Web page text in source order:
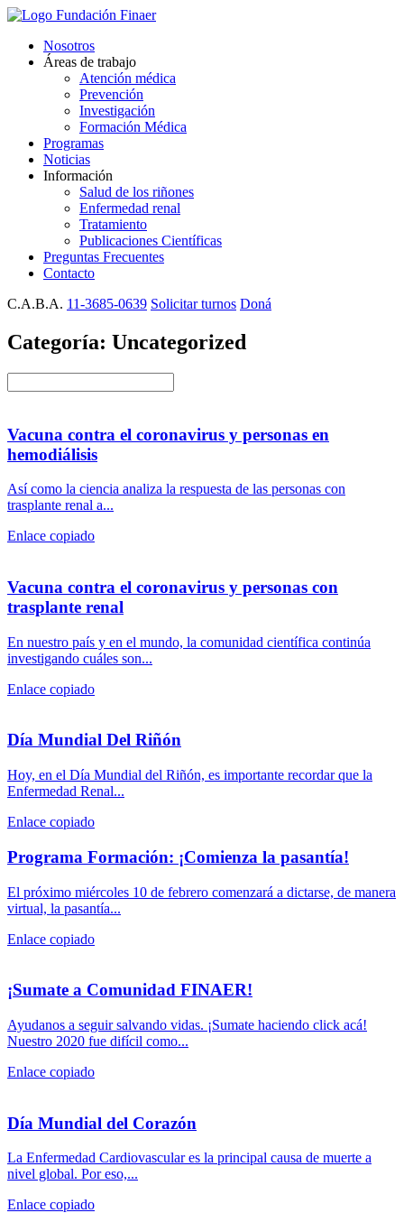
Nosotros
Áreas de trabajo
Atención médica
Prevención
Investigación
Formación Médica
Programas
Noticias
Información
Salud de los riñones
Enfermedad renal
Tratamiento
Publicaciones Científicas
Preguntas Frecuentes
Contacto
C.A.B.A. 11-3685-0639 Solicitar turnos Doná
Categoría: Uncategorized
Vacuna contra el coronavirus y personas en
hemodiálisis
Así como la ciencia analiza la respuesta de las personas con
trasplante renal a...
Enlace copiado
Vacuna contra el coronavirus y personas con
trasplante renal
En nuestro país y en el mundo, la comunidad científica continúa
investigando cuáles son...
Enlace copiado
Día Mundial Del Riñón
Hoy, en el Día Mundial del Riñón, es importante recordar que la
Enfermedad Renal...
Enlace copiado
Programa Formación: ¡Comienza la pasantía!
El próximo miércoles 10 de febrero comenzará a dictarse, de manera
virtual, la pasantía...
Enlace copiado
¡Sumate a Comunidad FINAER!
Ayudanos a seguir salvando vidas. ¡Sumate haciendo click acá!
Nuestro 2020 fue difícil como...
Enlace copiado
Día Mundial del Corazón
La Enfermedad Cardiovascular es la principal causa de muerte a
nivel global. Por eso,...
Enlace copiado